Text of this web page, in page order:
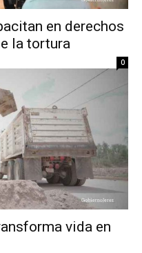
en derechos
la tortura
0
vida en